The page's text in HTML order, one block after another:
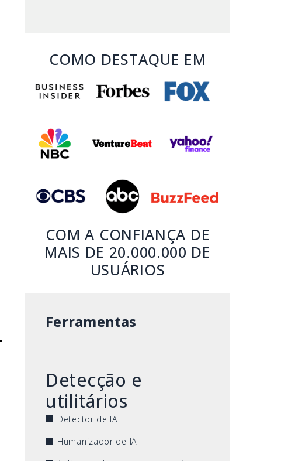
COMO DESTAQUE EM
COM A CONFIANÇA DE
MAIS DE 20.000.000 DE
USUÁRIOS
Ferramentas
Detecção e
utilitários
Detector de IA
Humanizador de IA